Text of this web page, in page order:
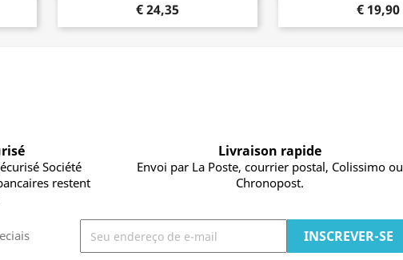
€ 24,35 € 19,90
Société
restent
Livraison rapide
Envoi par La Poste, courrier postal, Colissimo ou
Chronopost.